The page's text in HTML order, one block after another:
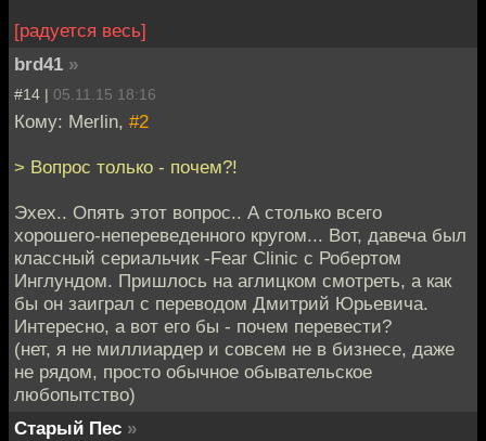
[радуется весь]
brd41 »
#14 | 05.11.15 18:16
Кому: Merlin, #2
> Вопрос только - почем?!
Эхех.. Опять этот вопрос.. А столько всего
хорошего-непереведенного кругом... Вот, давеча был
классный сериальчик -Fear Clinic с Робертом
Инглундом. Пришлось на аглицком смотреть, а как
бы он заиграл с переводом Дмитрий Юрьевича.
Интересно, а вот его бы - почем перевести?
(нет, я не миллиардер и совсем не в бизнесе, даже
не рядом, просто обычное обывательское
любопытство)
Старый Пес »